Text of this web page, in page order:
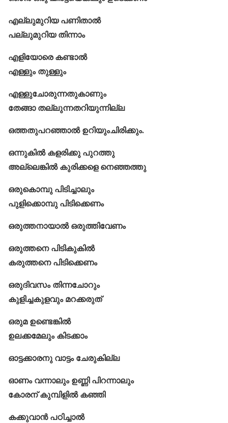
എല്ലുമുറിയ പണിതാൽ
പല്ലുമുറിയ തിന്നാം
എളിയോരെ കണ്ടാൽ
എള്ളും തുള്ളും
എള്ളുചോരുന്നതുകാണും
തേങ്ങാ തല്ലുന്നതറിയുന്നില്ല
ഒത്തതുപറഞ്ഞാൽ ഉറിയുംചിരിക്കും.
ഒന്നുകിൽ കളരിക്കു പുറത്തു
അല്ലെങ്കിൽ കുരിക്കളെ നെഞ്ഞത്തു
ഒരുകൊമ്പു പിടിച്ചാലും
പുളിക്കൊമ്പു പിടിക്കെണം
ഒരുത്തനായാൽ ഒരുത്തിവേണം
ഒരുത്തനെ പിടികുകിൽ
കരുത്തനെ പിടിക്കെണം
ഒരുദിവസം തിന്നചോറും
കുളിച്ചകുളവും മറക്കരുത്
ഒരുമ ഉണ്ടെങ്കിൽ
ഉലക്കമേലും കിടക്കാം
ഓട്ടക്കാരനു വാട്ടം ചേരുകില്ല
ഓണം വന്നാലും ഉണ്ണി പിറന്നാലും
കോരന്‌ കുമ്പിളിൽ കഞ്ഞി
കക്കുവാൻ പഠിച്ചാൽ